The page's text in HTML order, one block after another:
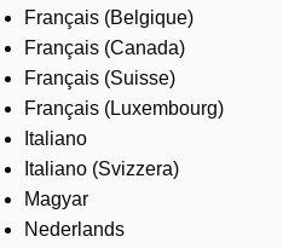
Français (Belgique)
Français (Canada)
Français (Suisse)
Français (Luxembourg)
Italiano
Italiano (Svizzera)
Magyar
Nederlands